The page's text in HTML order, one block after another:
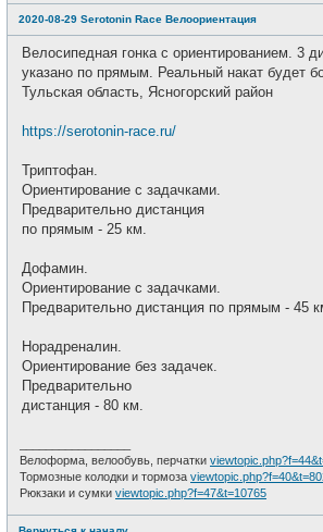
2020-08-29 Serotonin Race Велоориентация
Велосипедная гонка с ориентированием. 3
указано по прямым. Реальный накат будет
Тульская область, Ясногорский район
https://serotonin-race.ru/
Триптофан.
Ориентирование с задачками.
Предварительно дистанция
по прямым - 25 км.
Дофамин.
Ориентирование с задачками.
Предварительно дистанция по прямым - 45
Норадреналин.
Ориентирование без задачек.
Предварительно
дистанция - 80 км.
Велоформа, велообувь, перчатки
Тормозные колодки и тормоза
Рюкзаки и сумки viewtopic.php?f=47&t=10765